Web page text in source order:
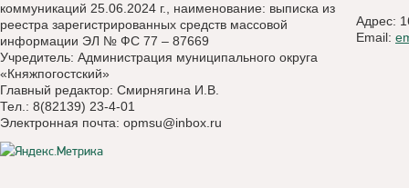
коммуникаций 25.06.2024 г., наименование: выписка из
реестра зарегистрированных средств массовой
информации ЭЛ № ФС 77 – 87669
Учредитель: Администрация муниципального округа
«Княжпогостский»
Главный редактор: Смирнягина И.В.
Тел.: 8(82139) 23-4-01
Электронная почта: opmsu@inbox.ru
Адрес:
Email: